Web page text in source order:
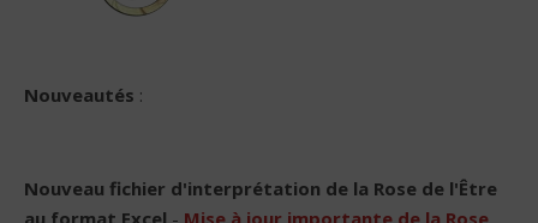
Nouveautés :
Nouveau fichier d'interprétation de la Rose de l'Être